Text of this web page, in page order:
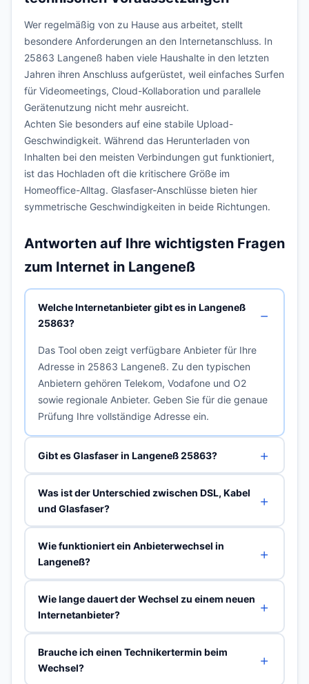
Wer regelmäßig von zu Hause aus arbeitet, stellt
besondere Anforderungen an den Internetanschluss. In
25863 Langeneß haben viele Haushalte in den letzten
Jahren ihren Anschluss aufgerüstet, weil einfaches Surfen
für Videomeetings, Cloud-Kollaboration und parallele
Gerätenutzung nicht mehr ausreicht.
Achten Sie besonders auf eine stabile Upload-
Geschwindigkeit. Während das Herunterladen von
Inhalten bei den meisten Verbindungen gut funktioniert,
ist das Hochladen oft die kritischere Größe im
Homeoffice-Alltag. Glasfaser-Anschlüsse bieten hier
symmetrische Geschwindigkeiten in beide Richtungen.
Antworten auf Ihre wichtigsten Fragen
zum Internet in Langeneß
Welche Internetanbieter gibt es in Langeneß
25863?
Das Tool oben zeigt verfügbare Anbieter für Ihre
Adresse in 25863 Langeneß. Zu den typischen
Anbietern gehören Telekom, Vodafone und O2
sowie regionale Anbieter. Geben Sie für die genaue
Prüfung Ihre vollständige Adresse ein.
Gibt es Glasfaser in Langeneß 25863?
Was ist der Unterschied zwischen DSL, Kabel
und Glasfaser?
Wie funktioniert ein Anbieterwechsel in
Langeneß?
Wie lange dauert der Wechsel zu einem neuen
Internetanbieter?
Brauche ich einen Technikertermin beim
Wechsel?